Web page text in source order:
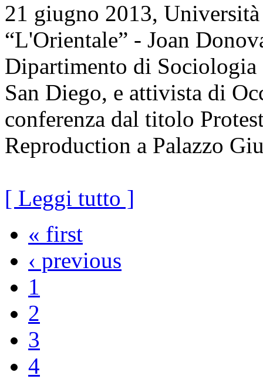
21 giugno 2013,
“L'Orientale” - Joan
Dipartimento di
San Diego, e attivista di
conferenza dal titolo
Reproduction a Palazzo
[ Leggi tutto ]
« first
‹ previous
1
2
3
4